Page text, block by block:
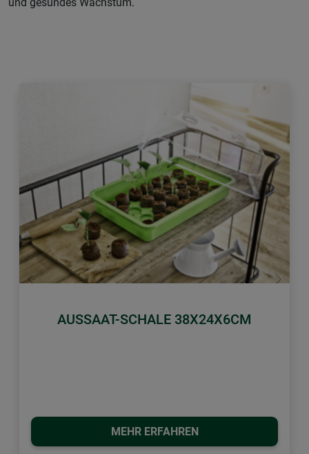
AUSSAAT-SCHALE 38X24X6CM
MEHR ERFAHREN
Zurück Weiter